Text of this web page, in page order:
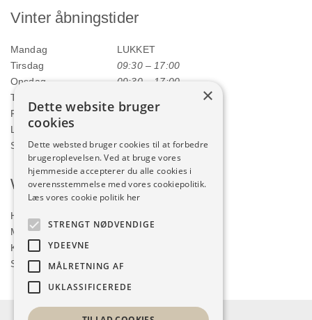
Vinter åbningstider
Mandag
LUKKET
Tirsdag
09:30 – 17:00
Onsdag
09:30 – 17:00
Torsdag
Fredag
09:30 – 17:00
Lørdag
Søndag
LUKKET
Webshop
Handelsbetingelser
Min konto
Kurv
Shop
×
Dette website bruger
cookies
Dette websted bruger cookies til at forbedre
brugeroplevelsen. Ved at bruge vores
hjemmeside accepterer du alle cookies i
overensstemmelse med vores cookiepolitik.
Læs vores cookie politik her
STRENGT NØDVENDIGE
YDEEVNE
MÅLRETNING AF
UKLASSIFICEREDE